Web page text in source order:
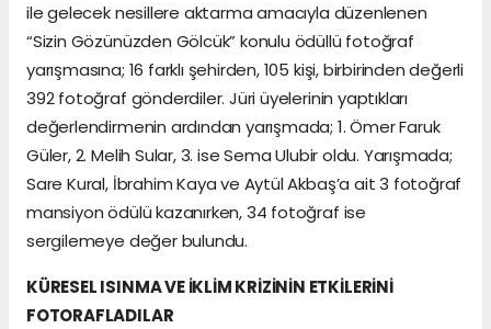
ile gelecek nesillere aktarma amacıyla düzenlenen
“Sizin Gözünüzden Gölcük” konulu ödüllü fotoğraf
yarışmasına; 16 farklı şehirden, 105 kişi, birbirinden değerli
392 fotoğraf gönderdiler. Jüri üyelerinin yaptıkları
değerlendirmenin ardından yarışmada; 1. Ömer Faruk
Güler, 2. Melih Sular, 3. ise Sema Ulubir oldu. Yarışmada;
Sare Kural, İbrahim Kaya ve Aytül Akbaş’a ait 3 fotoğraf
mansiyon ödülü kazanırken, 34 fotoğraf ise
sergilemeye değer bulundu.
KÜRESEL ISINMA VE İKLİM KRİZİNİN ETKİLERİNİ
FOTORAFLADILAR